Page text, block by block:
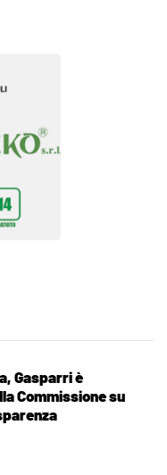
Gasparri è
Commissione su